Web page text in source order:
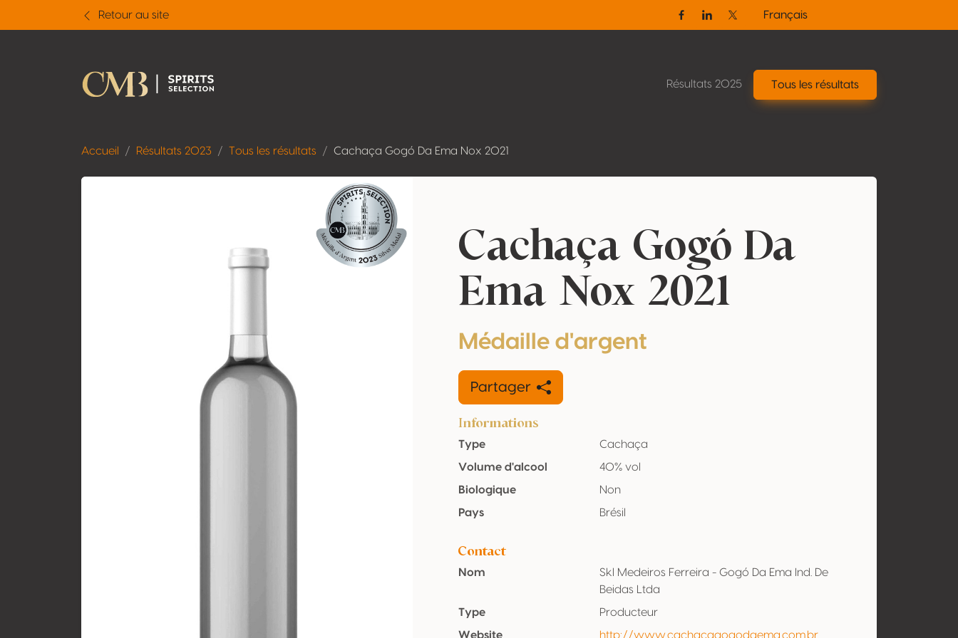
Retour au site
FacebookLinkedinTwitter / X
Français
Résultats 2025 Tous les résultats
Accueil Résultats 2023 Tous les résultats Cachaça Gogó Da Ema Nox 2021
Cachaça Gogó Da
Ema Nox 2021
Médaille d'argent
Partager
Informations
Type
Cachaça
Volume d'alcool
40% vol
Biologique
Non
Pays
Brésil
Contact
Nom
Skl Medeiros Ferreira - Gogó Da Ema Ind. De
Beidas Ltda
Type
Producteur
Website
http://www.cachacagogodaema.com.br